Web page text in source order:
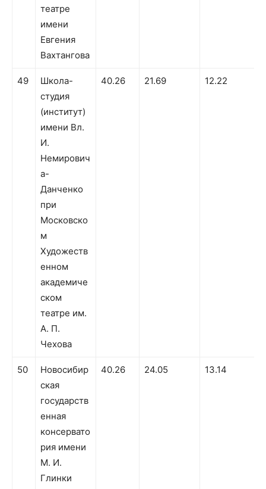
театре
имени
Евгения
Вахтангова
49
Школа-
студия
(институт)
имени Вл.
И.
Немирович
а-
Данченко
при
Московско
м
Художеств
енном
академиче
ском
театре им.
А. П.
Чехова
40.26 21.69 12.22
50
Новосибир
ская
государств
енная
консервато
рия имени
М. И.
Глинки
40.26 24.05 13.14